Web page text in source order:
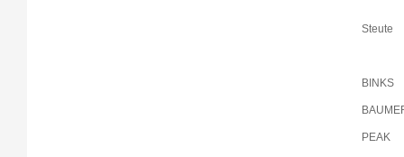
Steute
BINKS
PEAK